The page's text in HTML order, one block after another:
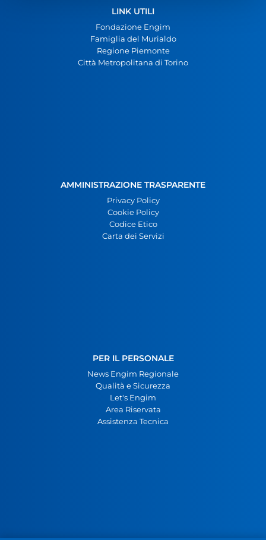
LINK UTILI
Fondazione Engim
Famiglia del Murialdo
Regione Piemonte
Città Metropolitana di Torino
AMMINISTRAZIONE TRASPARENTE
Privacy Policy
Cookie Policy
Codice Etico
Carta dei Servizi
PER IL PERSONALE
News Engim Regionale
Qualità e Sicurezza
Let's Engim
Area Riservata
Assistenza Tecnica